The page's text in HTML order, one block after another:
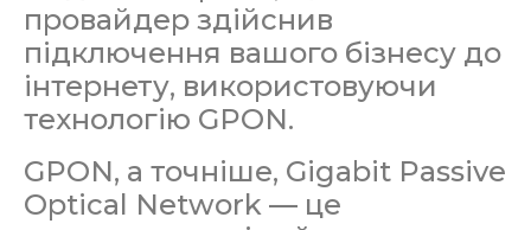
провайдер здійснив
підключення вашого бізнесу до
інтернету, використовуючи
технологію GPON.
GPON, а точніше, Gigabit Passive
Optical Network — це